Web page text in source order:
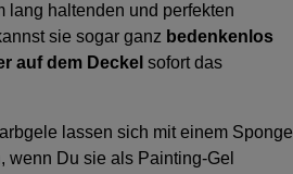
lang haltenden und perfekten
sie sogar ganz bedenkenlos
auf dem Deckel sofort das
lassen sich mit einem Sponge
wenn Du sie als Painting-Gel